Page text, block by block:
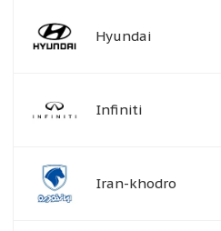
Hyundai
Infiniti
Iran-khodro